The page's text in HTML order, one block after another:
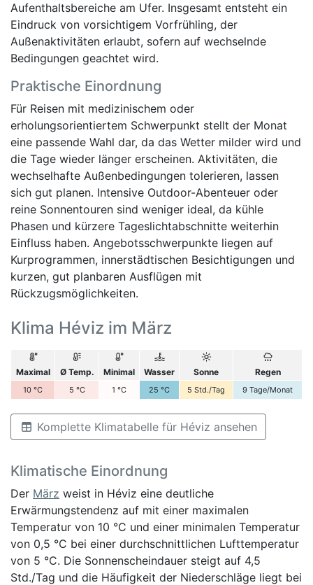
Aufenthaltsbereiche am Ufer. Insgesamt entsteht ein
Eindruck von vorsichtigem Vorfrühling, der
Außenaktivitäten erlaubt, sofern auf wechselnde
Bedingungen geachtet wird.
Praktische Einordnung
Für Reisen mit medizinischem oder
erholungsorientiertem Schwerpunkt stellt der Monat
eine passende Wahl dar, da das Wetter milder wird und
die Tage wieder länger erscheinen. Aktivitäten, die
wechselhafte Außenbedingungen tolerieren, lassen
sich gut planen. Intensive Outdoor-Abenteuer oder
reine Sonnentouren sind weniger ideal, da kühle
Phasen und kürzere Tageslichtabschnitte weiterhin
Einfluss haben. Angebotsschwerpunkte liegen auf
Kurprogrammen, innerstädtischen Besichtigungen und
kurzen, gut planbaren Ausflügen mit
Rückzugsmöglichkeiten.
Klima Héviz im März
Maximal Ø Temp. Minimal Wasser Sonne Regen
10 °C 5 °C 1 °C 25 °C 5 Std./Tag 9 Tage/Monat
Komplette Klimatabelle für Héviz ansehen
Klimatische Einordnung
Der März weist in Héviz eine deutliche
Erwärmungstendenz auf mit einer maximalen
Temperatur von 10 °C und einer minimalen Temperatur
von 0,5 °C bei einer durchschnittlichen Lufttemperatur
von 5 °C. Die Sonnenscheindauer steigt auf 4,5
Std./Tag und die Häufigkeit der Niederschläge liegt bei